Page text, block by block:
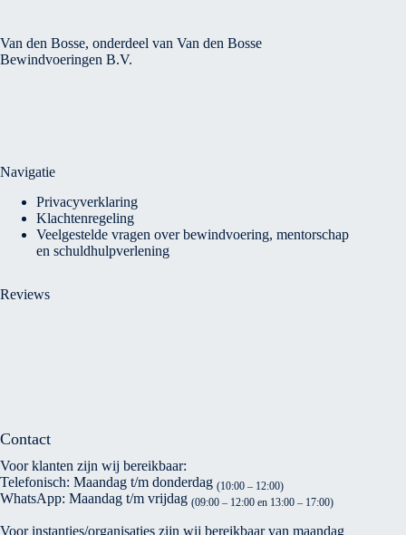
Van den Bosse, onderdeel van Van den Bosse
Bewindvoeringen B.V.
Navigatie
Privacyverklaring
Klachtenregeling
Veelgestelde vragen over bewindvoering, mentorschap
en schuldhulpverlening
Reviews
Contact
Voor klanten zijn wij bereikbaar:
Telefonisch: Maandag t/m donderdag (10:00 – 12:00)
WhatsApp: Maandag t/m vrijdag (09:00 – 12:00 en 13:00 – 17:00)
Voor instanties/organisaties zijn wij bereikbaar van maandag